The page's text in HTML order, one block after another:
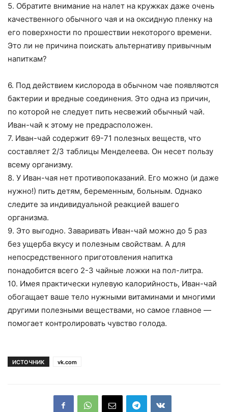
5. Обратите внимание на налет на кружках даже очень
качественного обычного чая и на оксидную пленку на
его поверхности по прошествии некоторого времени.
Это ли не причина поискать альтернативу привычным
напиткам?
6. Под действием кислорода в обычном чае появляются
бактерии и вредные соединения. Это одна из причин,
по которой не следует пить несвежий обычный чай.
Иван-чай к этому не предрасположен.
7. Иван-чай содержит 69-71 полезных веществ, что
составляет 2/3 таблицы Менделеева. Он несет пользу
всему организму.
8. У Иван-чая нет противопоказаний. Его можно (и даже
нужно!) пить детям, беременным, больным. Однако
следите за индивидуальной реакцией вашего
организма.
9. Это выгодно. Заваривать Иван-чай можно до 5 раз
без ущерба вкусу и полезным свойствам. А для
непосредственного приготовления напитка
понадобится всего 2-3 чайные ложки на пол-литра.
10. Имея практически нулевую калорийность, Иван-чай
обогащает ваше тело нужными витаминами и многими
другими полезными веществами, но самое главное —
помогает контролировать чувство голода.
ИСТОЧНИК vk.com